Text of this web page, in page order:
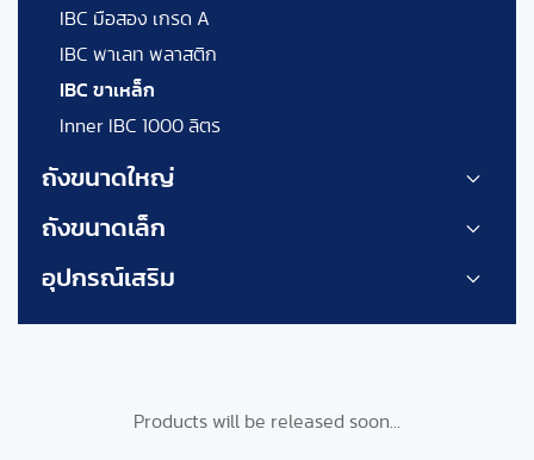
IBC มือสอง เกรด A
IBC พาเลท พลาสติก
IBC ขาเหล็ก
Inner IBC 1000 ลิตร
ถังขนาดใหญ่
ถังขนาดเล็ก
อุปกรณ์เสริม
Products will be released soon...